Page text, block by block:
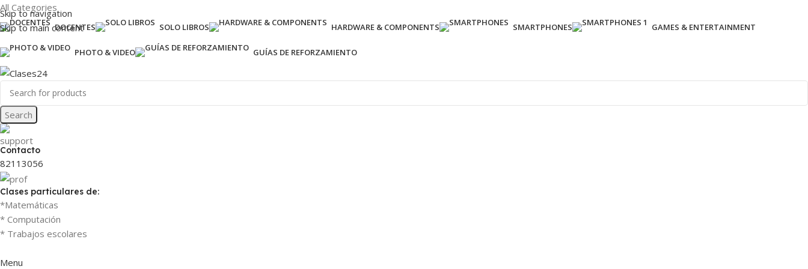
Skip to navigation
Skip to main content
All Categories
DOCENTES SOLO LIBROS HARDWARE & COMPONENTS SMARTPHONES GAMES & ENTERTAINMENT
PHOTO & VIDEO GUÍAS DE REFORZAMIENTO
Search
Contacto
82113056
Clases particulares de:
*Matemáticas
* Computación
* Trabajos escolares
Menu